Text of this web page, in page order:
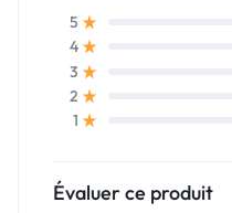
5
4
3
2
1
Évaluer ce produit